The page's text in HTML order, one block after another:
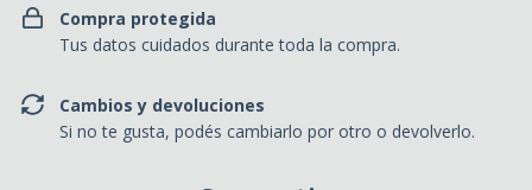
Compra protegida
Tus datos cuidados durante toda la compra.
Cambios y devoluciones
Si no te gusta, podés cambiarlo por otro o devolverlo.